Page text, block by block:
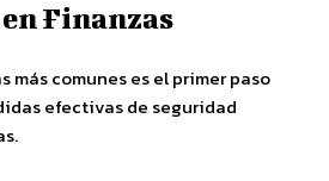
Finanzas
más comunes es el primer paso
efectivas de seguridad